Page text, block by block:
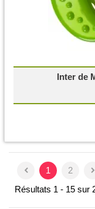
Inter de
1
2
Résultats 1 - 15 sur